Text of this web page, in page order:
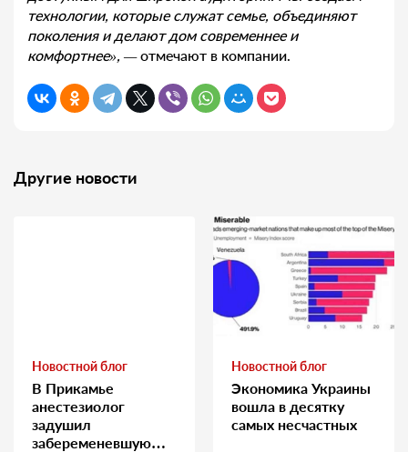
технологии, которые служат семье, объединяют
поколения и делают дом современнее и
комфортнее», —отмечают в компании.
Другие новости
Новостной блог
В Прикамье
анестезиолог
задушил
забеременевшую
Новостной блог
Экономика Украины
вошла в десятку
самых несчастных